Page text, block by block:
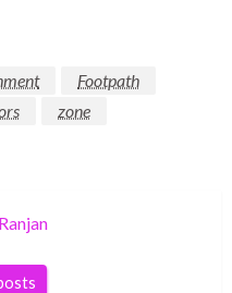
Footpath
zone